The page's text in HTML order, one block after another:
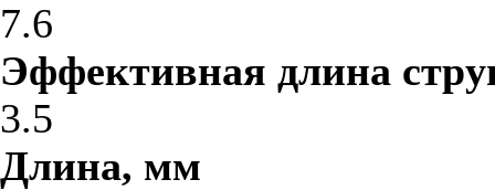
7.6
Эффективная длина
3.5
Длина, мм